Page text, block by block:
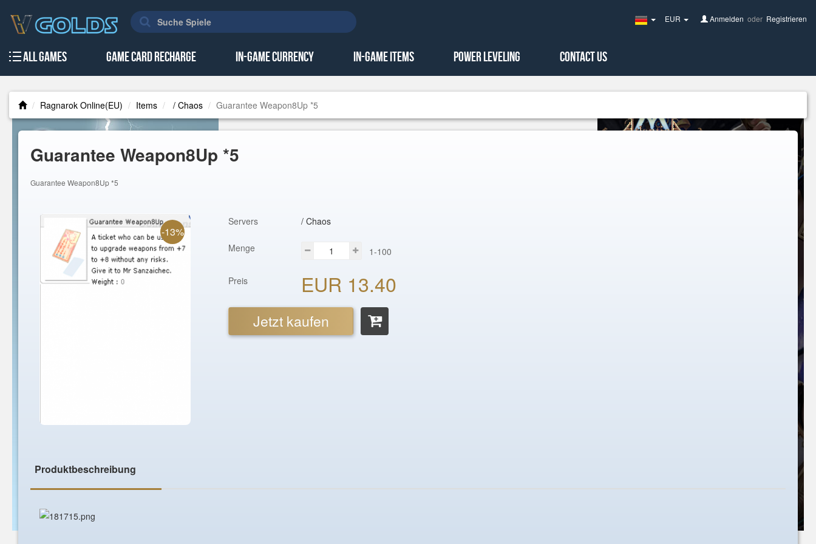
Germany(Deutsch)
EUR Anmelden oder Registrieren
All Games Game Card Recharge In-Game Currency In-Game Items Power Leveling Contact Us
Ragnarok Online(EU) Items / Chaos Guarantee Weapon8Up *5
Guarantee Weapon8Up *5
Guarantee Weapon8Up *5
-13%
Servers / Chaos
Menge 1-100
Preis EUR 13.40
Jetzt kaufen
Produktbeschreibung